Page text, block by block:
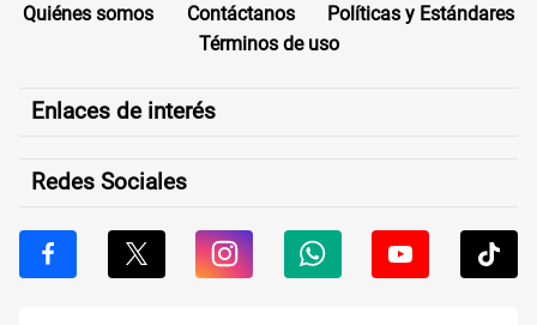
Quiénes somos Contáctanos
Políticas y Estándares
Términos de uso
Enlaces de interés
Redes Sociales